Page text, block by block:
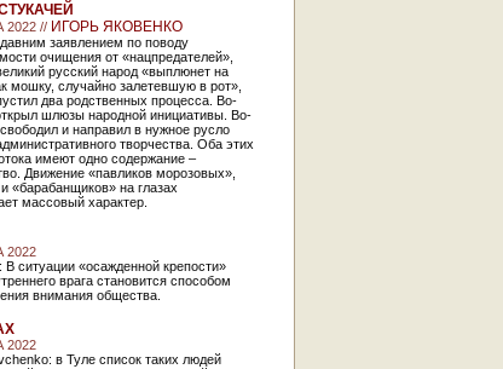
2022 // ИГОРЬ ЯКОВЕНКО
заявлением по поводу
очищения от «нацпредателей»,
русский народ «выплюнет на
мошку, случайно залетевшую в рот»,
два родственных процесса. Во-
шлюзы народной инициативы. Во-
и направил в нужное русло
творчества. Оба этих
имеют одно содержание –
Движение «павликов морозовых»,
«барабанщиков» на глазах
массовый характер.
2022
В ситуации «осажденной крепости»
врага становится способом
внимания общества.
2022
в Туле список таких людей